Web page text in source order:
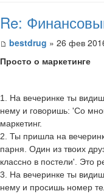
Re:
bestdrug » 26 фев
Просто о маркетинге
1. На вечеринке ты
нему и говоришь: 'Со
маркетинг.
2. Ты пришла на
парня. Один из твоих
классно в постели'. Это
3. На вечеринке ты
нему и просишь номер